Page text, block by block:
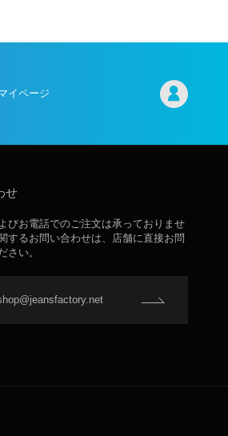
イページ
せ
びお電話でのご注文は承っておりませ
するお問い合わせは、店舗に直接お問
さい。